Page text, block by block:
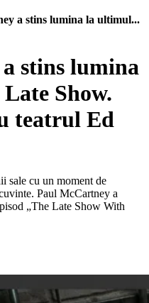
a stins lumina la ultimul...
stins lumina
Show.
teatrul Ed
sale cu un moment de
Paul McCartney a
„The Late Show With